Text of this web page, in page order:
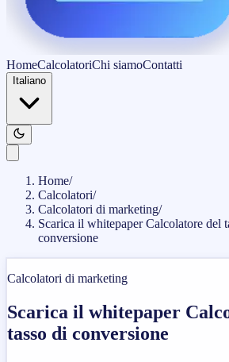
HomeCalcolatoriChi siamoContatti
Italiano
Home/
Calcolatori/
Calcolatori di marketing/
Scarica il whitepaper Calcolatore del
conversione
Calcolatori di marketing
Scarica il whitepaper
tasso di conversione